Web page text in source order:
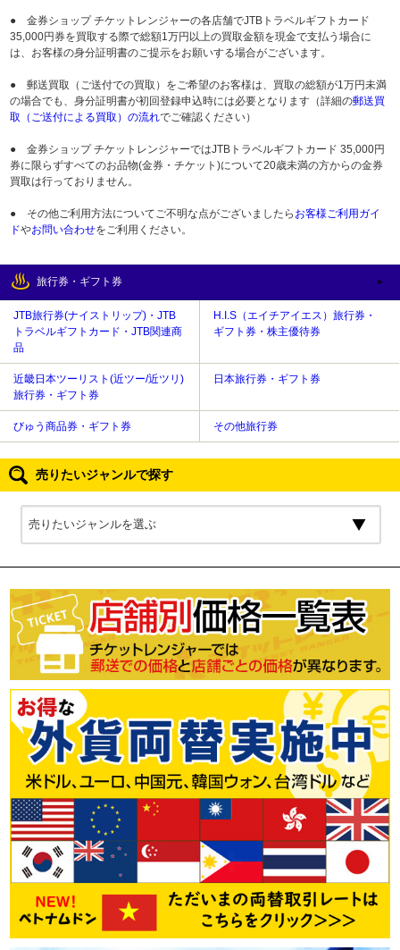
● 金券ショップ チケットレンジャーの各店舗でJTBトラベルギフトカード
35,000円券を買取する際で総額1万円以上の買取金額を現金で支払う場合に
は、お客様の身分証明書のご提示をお願いする場合がございます。
● 郵送買取（ご送付での買取）をご希望のお客様は、買取の総額が1万円未満
の場合でも、身分証明書が初回登録申込時には必要となります（詳細の郵送買
取（ご送付による買取）の流れでご確認ください）
● 金券ショップ チケットレンジャーではJTBトラベルギフトカード 35,000円
券に限らずすべてのお品物(金券・チケット)について20歳未満の方からの金券
買取は行っておりません。
● その他ご利用方法についてご不明な点がございましたら お客様ご利用ガイ
ドやお問い合わせをご利用ください。
旅行券・ギフト券
JTB旅行券(ナイストリップ)・JTB
トラベルギフトカード・JTB関連商
品
H.I.S（エイチアイエス）旅行券・
ギフト券・株主優待券
近畿日本ツーリスト(近ツー/近ツリ)
旅行券・ギフト券
日本旅行券・ギフト券
びゅう商品券・ギフト券 その他旅行券
売りたいジャンルで探す